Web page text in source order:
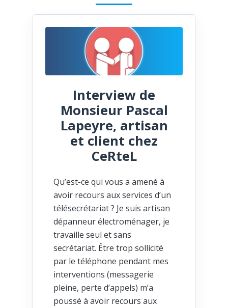
Interview de
Monsieur Pascal
Lapeyre, artisan
et client chez
CeRteL
Qu’est-ce qui vous a amené à
avoir recours aux services d’un
télésecrétariat ? Je suis artisan
dépanneur électroménager, je
travaille seul et sans
secrétariat. Être trop sollicité
par le téléphone pendant mes
interventions (messagerie
pleine, perte d’appels) m’a
poussé à avoir recours aux